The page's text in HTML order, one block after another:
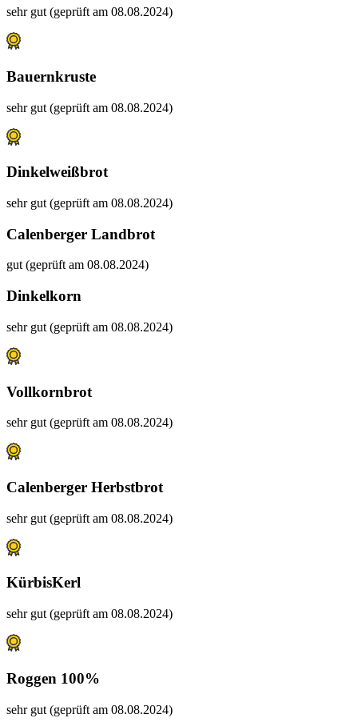
sehr gut (geprüft am 08.08.2024)
Bauernkruste
sehr gut (geprüft am 08.08.2024)
Dinkelweißbrot
sehr gut (geprüft am 08.08.2024)
Calenberger Landbrot
gut (geprüft am 08.08.2024)
Dinkelkorn
sehr gut (geprüft am 08.08.2024)
Vollkornbrot
sehr gut (geprüft am 08.08.2024)
Calenberger Herbstbrot
sehr gut (geprüft am 08.08.2024)
KürbisKerl
sehr gut (geprüft am 08.08.2024)
Roggen 100%
sehr gut (geprüft am 08.08.2024)